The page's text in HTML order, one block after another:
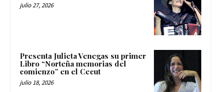
julio 27, 2026
Presenta Julieta Venegas su primer
Libro “Norteña memorias del
comienzo” en el Cecut
julio 18, 2026